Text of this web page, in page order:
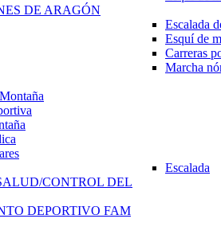
DE ARAGÓN
Escalada
Esquí de
Carreras
Marcha
Escalada
CONTROL DEL
DEPORTIVO FAM